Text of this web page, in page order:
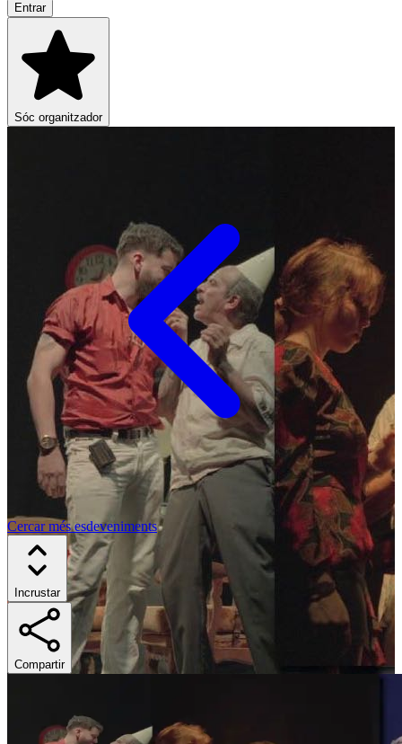
Entrar
Sóc organitzador
Cercar més esdeveniments
Incrustar
Compartir